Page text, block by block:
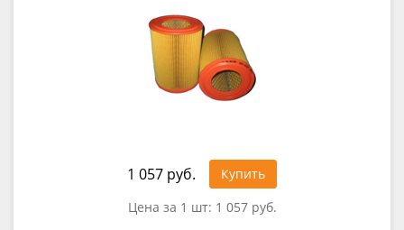
1 057 руб.
Купить
Цена за 1 шт: 1 057 руб.